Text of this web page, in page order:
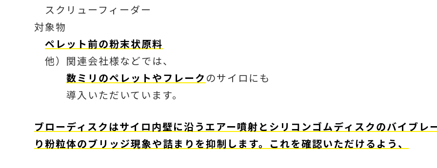
スクリューフィーダー
対象物
ペレット前の粉末状原料
他）関連会社様などでは、
数ミリのペレットやフレーク のサイロにも
導入いただいています。
ブローディスクはサイロ内壁に沿うエアー噴射とシリコンゴムディスクのバイブレ
り粉粒体のブリッジ現象や詰まりを抑制します。これを確認いただけるよう、